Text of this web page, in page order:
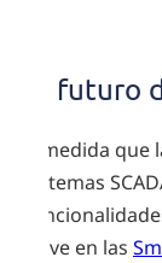
SCADA
El futuro
A medida
sistemas
clave en las